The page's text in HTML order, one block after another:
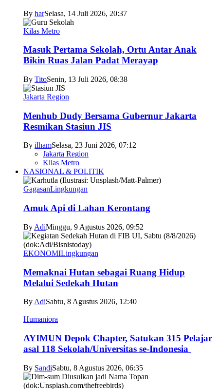
By harSelasa, 14 Juli 2026, 20:37
Kilas Metro
Masuk Pertama Sekolah, Ortu Antar Anak
Bikin Ruas Jalan Padat Merayap
By TitoSenin, 13 Juli 2026, 08:38
Jakarta Region
Menhub Dudy Bersama Gubernur Jakarta
Resmikan Stasiun JIS
By ilhamSelasa, 23 Juni 2026, 07:12
Jakarta Region
Kilas Metro
NASIONAL & POLITIK
GagasanLingkungan
Amuk Api di Lahan Kerontang
By AdiMinggu, 9 Agustus 2026, 09:52
EKONOMILingkungan
Memaknai Hutan sebagai Ruang Hidup
Melalui Sedekah Hutan
By AdiSabtu, 8 Agustus 2026, 12:40
Humaniora
AYIMUN Depok Chapter, Satukan 315 Pelajar
asal 118 Sekolah/Universitas se-Indonesia
By SandiSabtu, 8 Agustus 2026, 06:35